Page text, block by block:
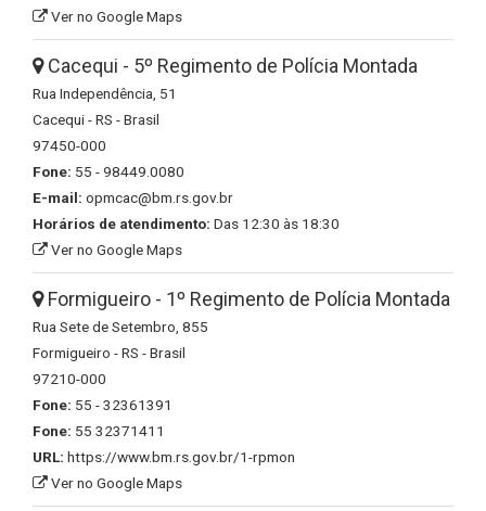
Ver no Google Maps
Cacequi - 5º Regimento de Polícia Montada
Rua Independência, 51
Cacequi - RS - Brasil
97450-000
Fone: 55 - 98449.0080
E-mail: opmcac@bm.rs.gov.br
Horários de atendimento: Das 12:30 às 18:30
Ver no Google Maps
Formigueiro - 1º Regimento de Polícia Montada
Rua Sete de Setembro, 855
Formigueiro - RS - Brasil
97210-000
Fone: 55 - 32361391
Fone: 55 32371411
URL: https://www.bm.rs.gov.br/1-rpmon
Ver no Google Maps